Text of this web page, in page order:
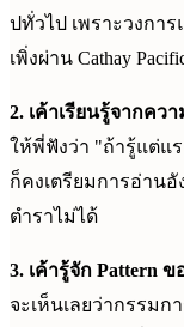
ปทั่วไป เพราะวงกา
เพิ่งผ่าน Cathay
2. เค้าเรียนรู้จากค
ให้พี่ฟังว่า "ถ้ารู้แต่แ
ก็คงเตรียมการอ่าน
ตำราไม่ได้
3. เค้ารู้จัก Pattern
จะเห็นเลยว่ากรรม